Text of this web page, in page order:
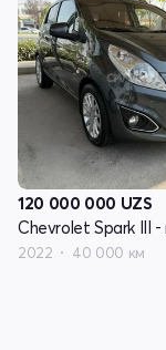
120 000 000 UZS
2022 40 000 км